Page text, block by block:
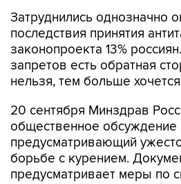
Затруднились однозначно
последствия принятия
законопроекта 13%
запретов есть обратная
нельзя, тем больше
20 сентября Минздрав
общественное обсуждение
предусматривающий
борьбе с курением.
предусматривает меры по